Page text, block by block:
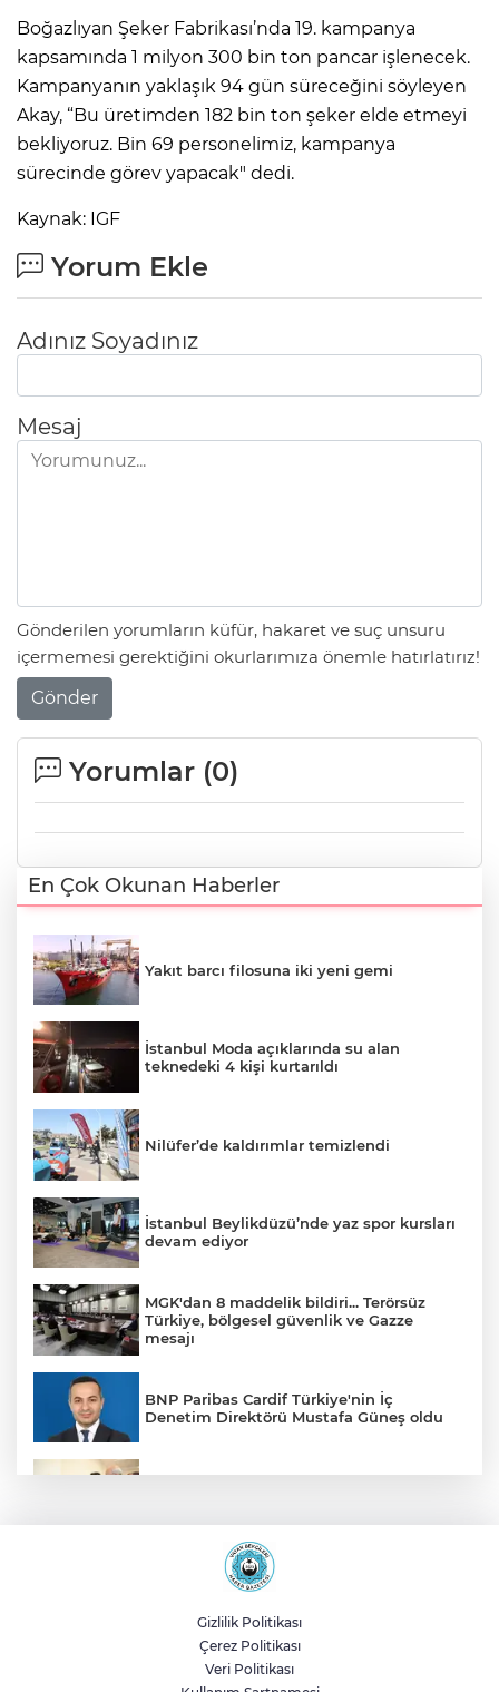
Boğazlıyan Şeker Fabrikası’nda 19. kampanya
kapsamında 1 milyon 300 bin ton pancar işlenecek.
Kampanyanın yaklaşık 94 gün süreceğini söyleyen
Akay, “Bu üretimden 182 bin ton şeker elde etmeyi
bekliyoruz. Bin 69 personelimiz, kampanya
sürecinde görev yapacak" dedi.
Kaynak: IGF
Yorum Ekle
Adınız Soyadınız
Mesaj
Gönderilen yorumların küfür, hakaret ve suç unsuru
içermemesi gerektiğini okurlarımıza önemle hatırlatırız!
Gönder
Yorumlar (0)
En Çok Okunan Haberler
Yakıt barcı filosuna iki yeni gemi
İstanbul Moda açıklarında su alan
teknedeki 4 kişi kurtarıldı
Nilüfer’de kaldırımlar temizlendi
İstanbul Beylikdüzü’nde yaz spor kursları
devam ediyor
MGK'dan 8 maddelik bildiri... Terörsüz
Türkiye, bölgesel güvenlik ve Gazze
mesajı
BNP Paribas Cardif Türkiye'nin İç
Denetim Direktörü Mustafa Güneş oldu
Sakarya’da ücretsiz doğalgaza
kavuşacaklar
Yalova'da makine arızası yapan tanker
güvenli bölgeye çekildi
Gizlilik Politikası
Çerez Politikası
Veri Politikası